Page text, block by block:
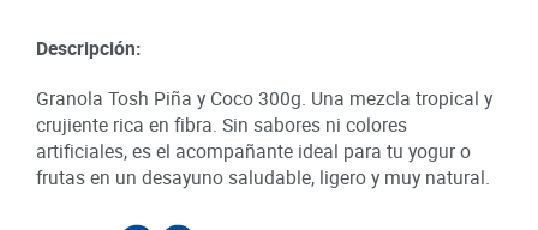
Descripción:
Granola Tosh Piña y Coco 300g. Una mezcla tropical y
crujiente rica en fibra. Sin sabores ni colores
artificiales, es el acompañante ideal para tu yogur o
frutas en un desayuno saludable, ligero y muy natural.